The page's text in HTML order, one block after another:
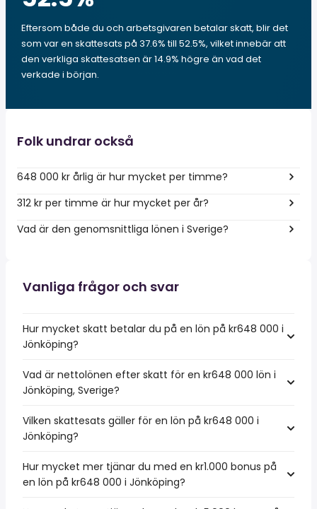
Eftersom både du och arbetsgivaren betalar skatt, blir det
som var en skattesats på 37.6% till 52.5%, vilket innebär att
den verkliga skattesatsen är 14.9% högre än vad det
verkade i början.
Folk undrar också
648 000 kr årlig är hur mycket per timme?
312 kr per timme är hur mycket per år?
Vad är den genomsnittliga lönen i Sverige?
Vanliga frågor och svar
Hur mycket skatt betalar du på en lön på kr648 000 i
Jönköping?
Vad är nettolönen efter skatt för en kr648 000 lön i
Jönköping, Sverige?
Vilken skattesats gäller för en lön på kr648 000 i
Jönköping?
Hur mycket mer tjänar du med en kr1.000 bonus på
en lön på kr648 000 i Jönköping?